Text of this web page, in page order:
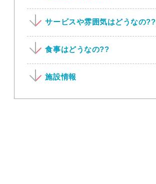
サービスや雰囲気はどうなの??
食事はどうなの??
施設情報